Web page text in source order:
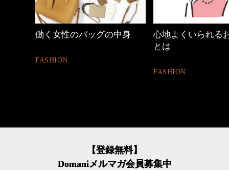
心地よくいられるおしゃれ
40代の小顔メイク
【登録無料】
Domaniメルマガ会員募集中